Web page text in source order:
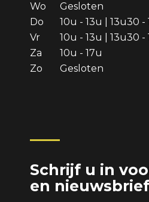
Wo
Gesloten
Do
10u - 13u | 13u30 -
Vr
10u - 13u | 13u30 -
Za
10u - 17u
Zo
Gesloten
Schrijf u in
en nieuwsbrief